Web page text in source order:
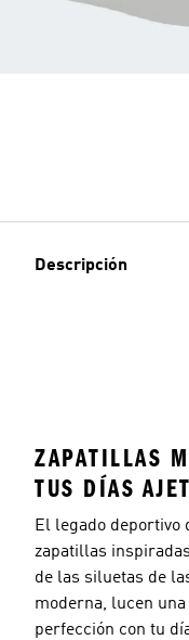
Descripción
ZAPATILLAS
TUS DÍAS
El legado deportivo
zapatillas
de las siluetas de
moderna, lucen
perfección con tu